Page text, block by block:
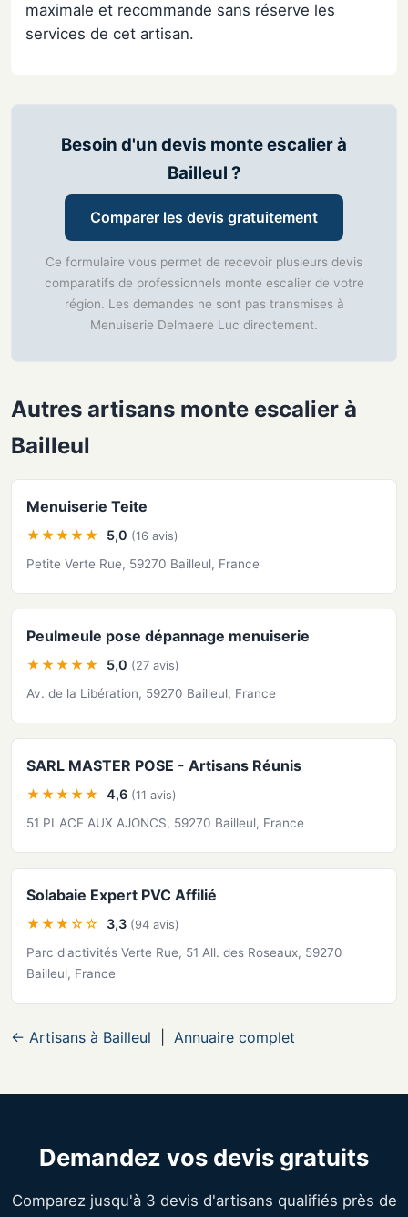
maximale et recommande sans réserve les
services de cet artisan.
Besoin d'un devis monte escalier à
Bailleul ?
Comparer les devis gratuitement
Ce formulaire vous permet de recevoir plusieurs devis
comparatifs de professionnels monte escalier de votre
région. Les demandes ne sont pas transmises à
Menuiserie Delmaere Luc directement.
Autres artisans monte escalier à
Bailleul
Menuiserie Teite
★★★★★ 5,0 (16 avis)
Petite Verte Rue, 59270 Bailleul, France
Peulmeule pose dépannage menuiserie
★★★★★ 5,0 (27 avis)
Av. de la Libération, 59270 Bailleul, France
SARL MASTER POSE - Artisans Réunis
★★★★★ 4,6 (11 avis)
51 PLACE AUX AJONCS, 59270 Bailleul, France
Solabaie Expert PVC Affilié
★★★☆☆ 3,3 (94 avis)
Parc d'activités Verte Rue, 51 All. des Roseaux, 59270
Bailleul, France
← Artisans à Bailleul Annuaire complet
Demandez vos devis gratuits
Comparez jusqu'à 3 devis d'artisans qualifiés près de